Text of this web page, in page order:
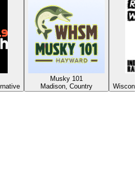
Musky 101
Madison, Country